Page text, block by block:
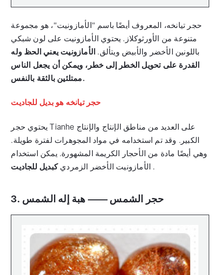
حجر تيانخه، المعروف أيضًا باسم "الأمازونيت"، هو مجموعة
متنوعة من الأورثوكلاز. يحتوي الأمازونيت على لون شبكي
باللونين الأخضر والأبيض ويتألق. الأمازونيت يعني الحظ وله
القدرة على تحويل الخطر إلى خطر، ويمكن أن يجعل الناس
ممتلئين بالثقة بالنفس.
حجر تيانخه هو بديل للجاديت
يحتوي حجر Tianhe على العديد من مناطق الإنتاج والإنتاج
الكبير. وقد تم استخدامه في مواد المجوهرات لفترة طويلة.
وهي أيضًا مادة من الأحجار الكريمة المشهورة. يمكن استخدام
الأمازونيت الأخضر الزمرديكبديل للجاديت .
3. حجر الشمس —— هبة إله الشمس